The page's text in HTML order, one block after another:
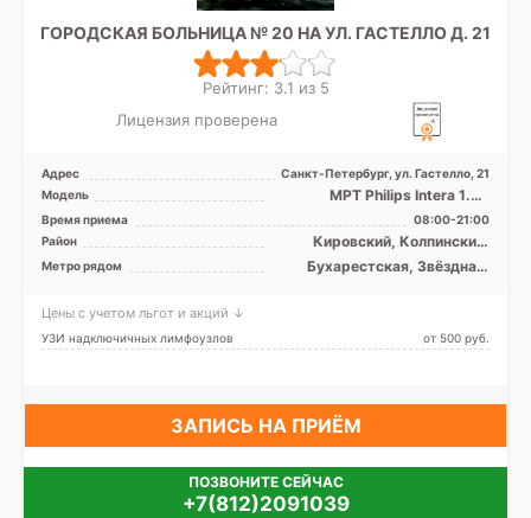
ГОРОДСКАЯ БОЛЬНИЦА № 20 НА УЛ. ГАСТЕЛЛО Д. 21
Рейтинг: 3.1 из 5
Лицензия проверена
Адрес
Санкт-Петербург, ул. Гастелло, 21
Модель
МРТ Philips Intera 1.5T
закрытый тип, УЗИ
Время приема
08:00-21:00
Район
Кировский, Колпинский,
Московский, Невский,
Пушкинский, Фрунзенский,
Метро рядом
Бухарестская, Звёздная,
ворота, Парк Победы,
Фрунзенская, Электросила,
Цены с учетом льгот и акций ↓
УЗИ надключичных лимфоузлов от 500 pуб.
ЗАПИСЬ НА ПРИЁМ
ПОЗВОНИТЕ СЕЙЧАС
+7(812)2091039